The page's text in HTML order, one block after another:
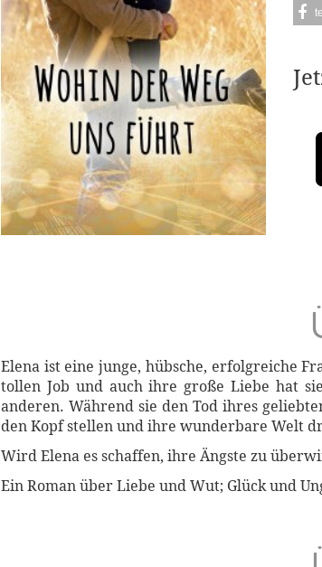
Elena ist eine junge, hübsche, erfolgreiche
tollen Job und auch ihre große Liebe hat
anderen. Während sie den Tod ihres
den Kopf stellen und ihre wunderbare Welt
Wird Elena es schaffen, ihre Ängste zu
Ein Roman über Liebe und Wut; Glück und